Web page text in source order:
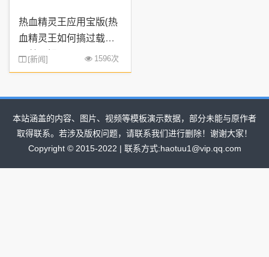
热血精灵王应用宝版(热
血精灵王如何搞过载暗
黑酋雷姆)
[新闻] 1596次
本站涵盖的内容、图片、视频等模板演示数据，部分未能与原作者
取得联系。若涉及版权问题，请联系我们进行删除！谢谢大家！
Copyright © 2015-2022 | 联系方式:haotuu1@vip.qq.com